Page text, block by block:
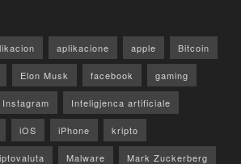
aplikacione apple Bitcoin
Elon Musk facebook gaming
Instagram Inteligjenca artificiale
iOS iPhone kripto
Malware Mark Zuckerberg